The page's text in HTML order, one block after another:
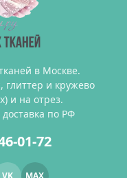
в Москве.
глиттер и кружево
и на отрез.
по РФ
01-72
VK MAX